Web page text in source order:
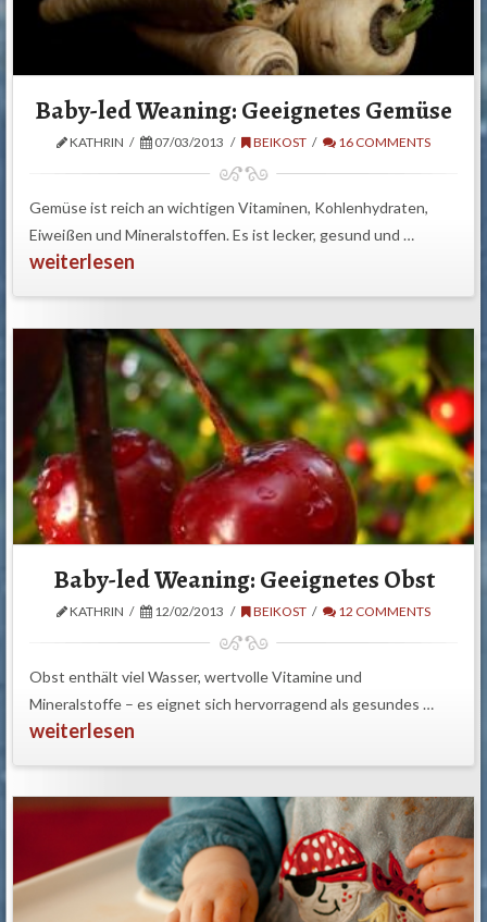
Baby-led Weaning: Geeignetes Gemüse
KATHRIN 07/03/2013 BEIKOST 16 COMMENTS
Gemüse ist reich an wichtigen Vitaminen, Kohlenhydraten,
Eiweißen und Mineralstoffen. Es ist lecker, gesund und …
weiterlesen
Baby-led Weaning: Geeignetes Obst
KATHRIN 12/02/2013 BEIKOST 12 COMMENTS
Obst enthält viel Wasser, wertvolle Vitamine und
Mineralstoffe – es eignet sich hervorragend als gesundes …
weiterlesen